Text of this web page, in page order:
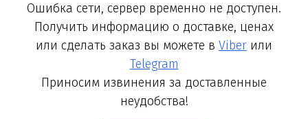
Ошибка сети, сервер временно не доступен.
Получить информацию о доставке, ценах
или сделать заказ вы можете в Viber или
Telegram
Приносим извинения за доставленные
неудобства!